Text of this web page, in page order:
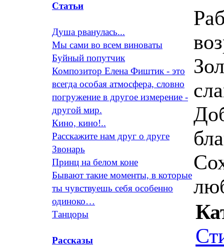
Статьи
Душа рванулась...
Мы сами во всем виноваты
Буйный попутчик
Композитор Елена Фиштик - это
всегда особая атмосфера, словно
погружение в другое измерение -
другой мир.
Кино, кино!..
Расскажите нам друг о друге
Звонарь
Принц на белом коне
Бывают такие моменты, в которые
ты чувствуешь себя особенно
одиноко…
Танцоры
Рассказы